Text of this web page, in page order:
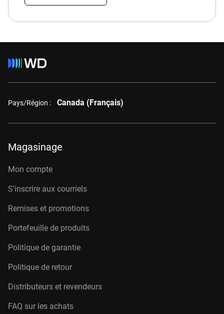
Pays/Région : Canada (Français)
Magasinage
Mon compte
S’inscrire aux courriels
Remises et promotions
Portefeuille de produits
Politique de garantie
Politique de retour
Distributeurs et revendeurs
FAQ sur les achats